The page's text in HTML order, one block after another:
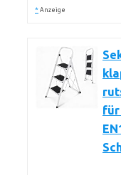
* Anzeige
für